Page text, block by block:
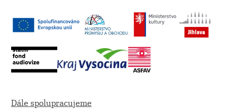
Dále spolupracujeme